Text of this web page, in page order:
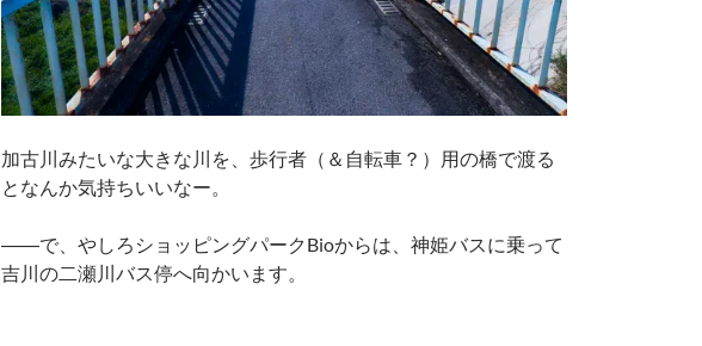
加古川みたいな大きな川を、歩行者（＆自転車？）用の橋で渡る
となんか気持ちいいなー。
――で、やしろショッピングパークBioからは、神姫バスに乗って
吉川の二瀬川バス停へ向かいます。